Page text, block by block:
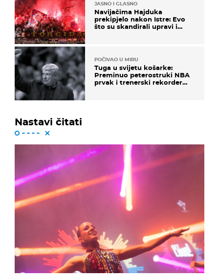
JASNO I GLASNO
Navijačima Hajduka
prekipjelo nakon Istre: Evo
što su skandirali upravi i
POČIVAO U MIRU
Tuga u svijetu košarke:
Preminuo peterostruki NBA
prvak i trenerski rekorder
Nastavi čitati